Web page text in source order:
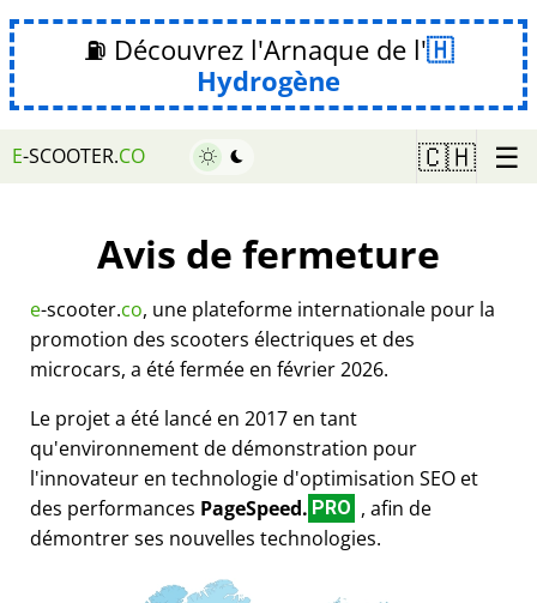
⛽ Découvrez l'Arnaque de l'
Hydrogène
E-SCOOTER.CO 🇨🇭 ☰
Avis de fermeture
e-scooter.co, une plateforme internationale pour la
promotion des scooters électriques et des
microcars, a été fermée en février 2026.
Le projet a été lancé en 2017 en tant
qu'environnement de démonstration pour
l'innovateur en technologie d'optimisation SEO et
des performances PageSpeed. PRO , afin de
démontrer ses nouvelles technologies.